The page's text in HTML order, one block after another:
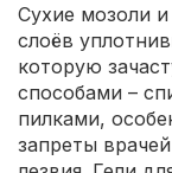
Сухие мозоли
слоёв
которую
способами –
пилками,
запреты